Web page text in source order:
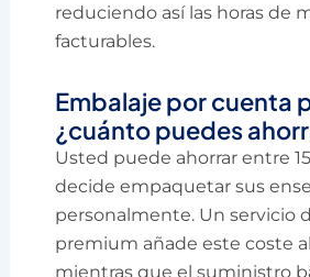
reduciendo así las horas de
facturables.
Embalaje por cuenta
¿cuánto puedes
Usted puede ahorrar entre
decide empaquetar sus
personalmente. Un servicio
premium añade este coste
mientras que el suministro